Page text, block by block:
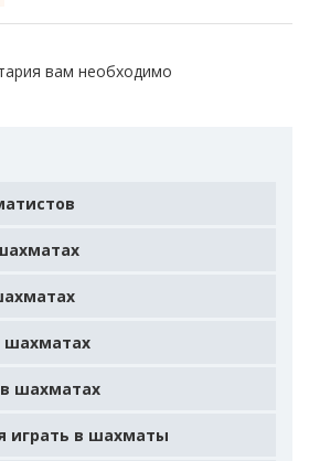
вам необходимо
шахматах
шахматах
играть в шахматы